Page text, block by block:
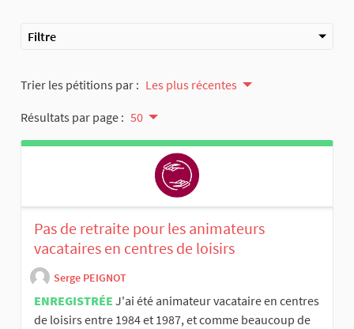
Filtre
Trier les pétitions par : Les plus récentes
Résultats par page : 50
Pas de retraite pour les animateurs
vacataires en centres de loisirs
Serge PEIGNOT
ENREGISTRÉE J'ai été animateur vacataire en centres
de loisirs entre 1984 et 1987, et comme beaucoup de